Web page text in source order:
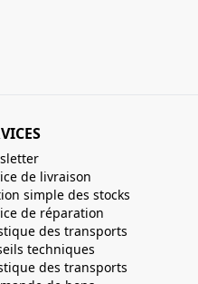
de livraison
simple des stocks
de réparation
des transports
techniques
des transports